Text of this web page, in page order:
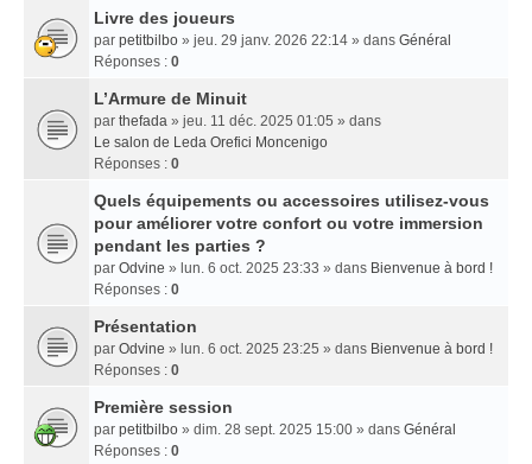
Livre des joueurs
par petitbilbo » jeu. 29 janv. 2026 22:14 » dans Général
Réponses : 0
L’Armure de Minuit
par thefada » jeu. 11 déc. 2025 01:05 » dans
Le salon de Leda Orefici Moncenigo
Réponses : 0
Quels équipements ou accessoires utilisez-vous
pour améliorer votre confort ou votre immersion
pendant les parties ?
par Odvine » lun. 6 oct. 2025 23:33 » dans Bienvenue à bord !
Réponses : 0
Présentation
par Odvine » lun. 6 oct. 2025 23:25 » dans Bienvenue à bord !
Réponses : 0
Première session
par petitbilbo » dim. 28 sept. 2025 15:00 » dans Général
Réponses : 0